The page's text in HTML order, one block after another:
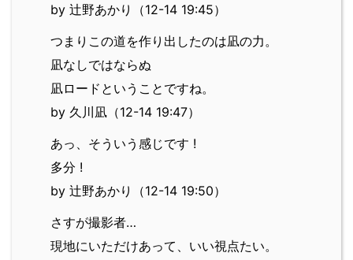
by 辻野あかり（12-14 19:45）
つまりこの道を作り出したのは凪の力。
凪なしではならぬ
凪ロードということですね。
by 久川凪（12-14 19:47）
あっ、そういう感じです !
多分 !
by 辻野あかり（12-14 19:50）
さすが撮影者…
現地にいただけあって、いい視点たい。